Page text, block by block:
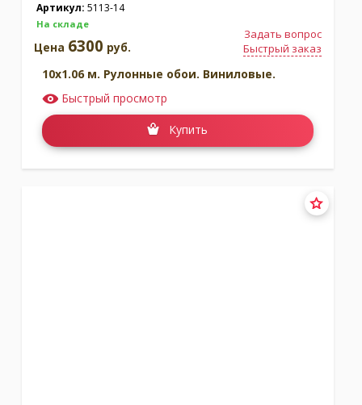
Артикул: 5113-14
На складе
Задать вопрос
Быстрый заказ
Цена 6300 руб.
10x1.06 м. Рулонные обои. Виниловые.
Быстрый просмотр
Купить